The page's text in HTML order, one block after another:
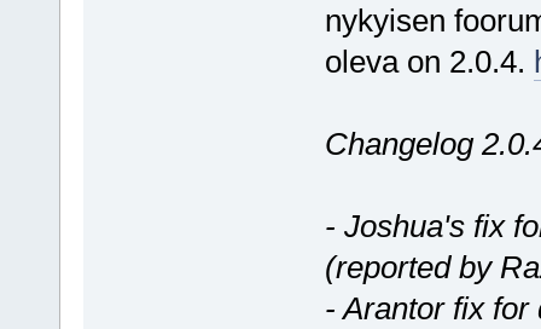
nykyisen
oleva on 2.0.4.
Changelog
- Joshua's fix
(reported by
- Arantor fix for